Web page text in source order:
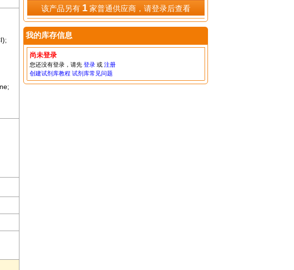
该产品另有 1家普通供应商，请登录后查看
我的库存信息
尚未登录
您还没有登录，请先 登录或 注册
创建试剂库教程 试剂库常见问题